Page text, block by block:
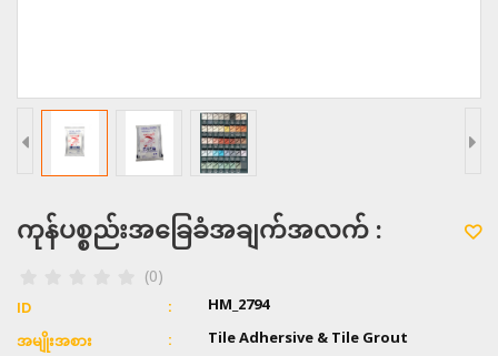
ကုန်ပစ္စည်းအခြေခံအချက်အလက် :
(0)
ID HM_2794
အမျိုးအစား Tile Adhersive & Tile Grout